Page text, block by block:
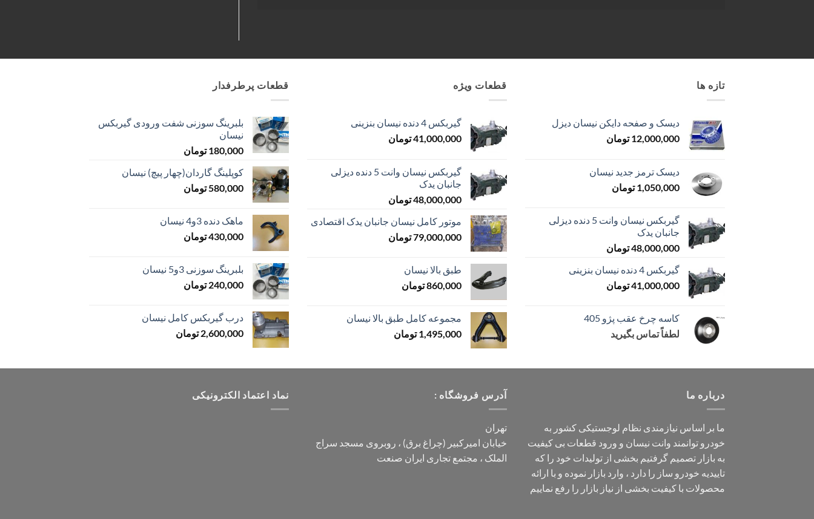
تازه ها
دیسک و صفحه دایکن نیسان دیزل
12,000,000 تومان
دیسک ترمز جدید نیسان
1,050,000 تومان
گیربکس نیسان وانت 5 دنده دیزلی
جانبان یدک
48,000,000تومان
گیربکس 4 دنده نیسان بنزینی
41,000,000تومان
کاسه چرخ عقب پژو 405
لطفاً تماس بگیرید
قطعات ویژه
گیربکس 4 دنده نیسان بنزینی
41,000,000تومان
گیربکس نیسان وانت 5 دنده دیزلی
جانبان یدک
48,000,000تومان
موتور کامل نیسان جانبان یدک اقتصادی
79,000,000تومان
طبق بالا نیسان
860,000تومان
مجموعه کامل طبق بالا نیسان
1,495,000 تومان
قطعات پرطرفدار
بلبرینگ سوزنی شفت ورودی گیربکس
نیسان
180,000 تومان
کوپلینگ گاردان(چهار پیچ) نیسان
580,000 تومان
ماهک دنده 3و4 نیسان
430,000تومان
بلبرینگ سوزنی 3و5 نیسان
240,000 تومان
درب گیربکس کامل نیسان
2,600,000 تومان
درباره ما
ما بر اساس نیازمندی نظام لوجستیکی کشور به
خودرو توانمند وانت نیسان و ورود قطعات بی کیفیت
به بازار تصمیم گرفتیم بخشی از تولیدات خود را که
تاییدیه خودرو ساز را دارد ، وارد بازار نموده و با ارائه
محصولات با کیفیت بخشی از نیاز بازار را رفع نماییم
آدرس فروشگاه :
تهران
خیابان امیرکبیر (چراغ برق) ، روبروی مسجد سراج
الملک ، مجتمع تجاری ایران صنعت
نماد اعتماد الکترونیکی